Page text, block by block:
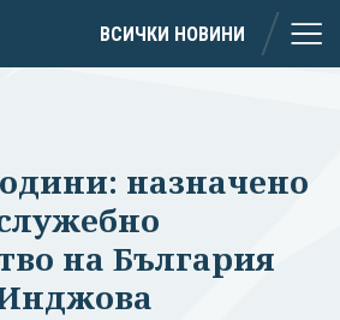
ВСИЧКИ НОВИНИ
назначено
на България